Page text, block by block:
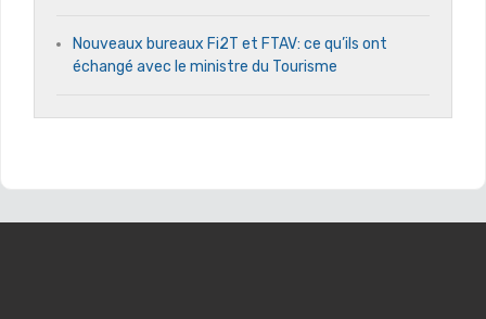
Nouveaux bureaux Fi2T et FTAV: ce qu’ils ont
échangé avec le ministre du Tourisme